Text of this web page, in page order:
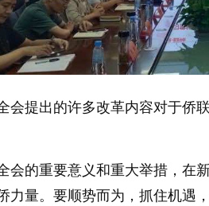
会提出的许多改革内容对于侨
会的重要意义和重大举措，在
力量。要顺势而为，抓住机遇